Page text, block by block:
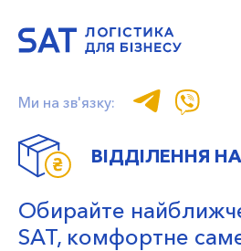
Ми на зв'язку:
ВІДДІЛЕННЯ
Обирайте
SAT, комфортне